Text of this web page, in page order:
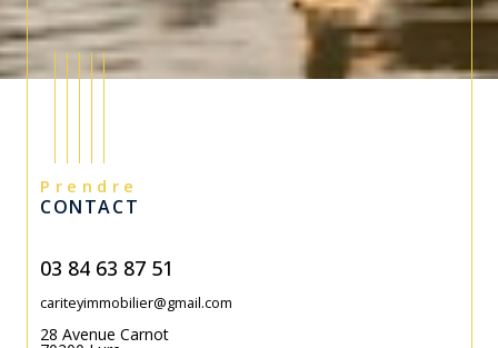
Prendre
CONTACT
03 84 63 87 51
cariteyimmobilier@gmail.com
28 Avenue Carnot